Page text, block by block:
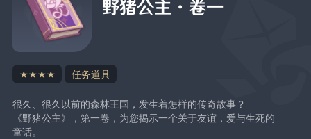
野猪公主·卷一
★★★★ 任务道具
很久、很久以前的森林王国，发生着怎样的传奇故事？
《野猪公主》，第一卷，为您揭示一个关于友谊，爱与生死的
童话。